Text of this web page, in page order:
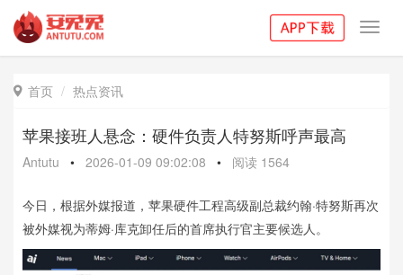
 首页 热点资讯
苹果接班人悬念：硬件负责人特努斯呼声最高
Antutu • 2026-01-09 09:02:08 • 阅读 1564
今日，根据外媒报道，苹果硬件工程高级副总裁约翰·特努斯再次
被外媒视为蒂姆·库克卸任后的首席执行官主要候选人。